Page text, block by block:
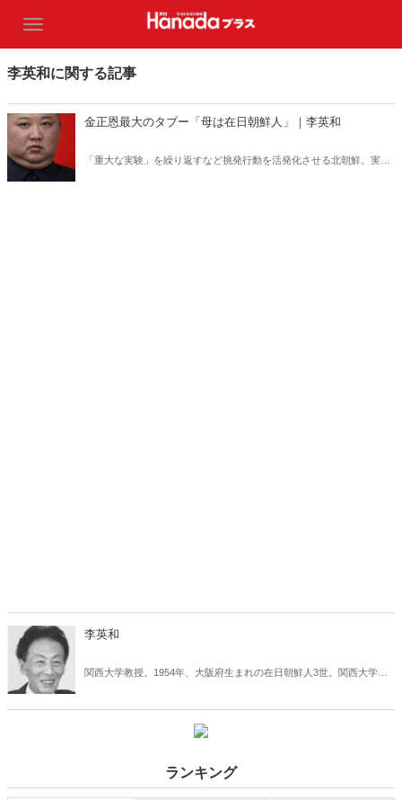
李英和に関する記事
金正恩最大のタブー「母は在日朝鮮人」｜李英和
「重大な実験」を繰り返すなど挑発行動を活発化させる北朝鮮。実は
李英和
関西大学教授。1954年、大阪府生まれの在日朝鮮人3世。関西大学経
社会経済論専攻。1991年4月〜12月、北朝鮮のシンクタンク「朝鮮社
会科学院」に留学。著書に『暴走国家・北朝鮮の狙い』など多数。
ランキング